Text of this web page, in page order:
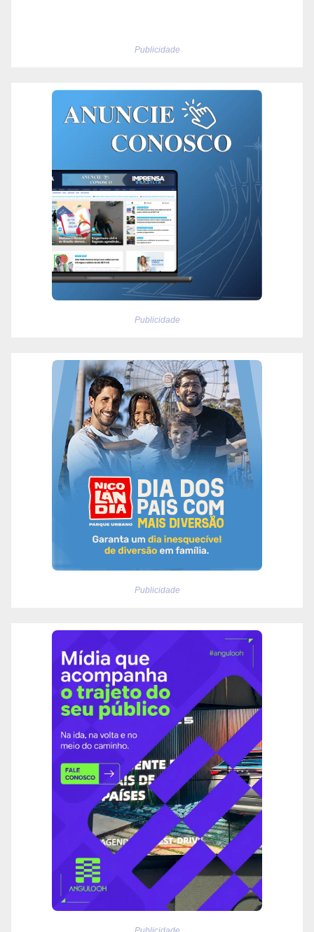
Publicidade
Publicidade
Publicidade